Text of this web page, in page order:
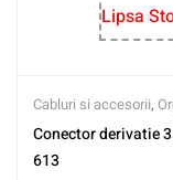
Lipsa
Cabluri si accesorii,
Conector derivatie
613